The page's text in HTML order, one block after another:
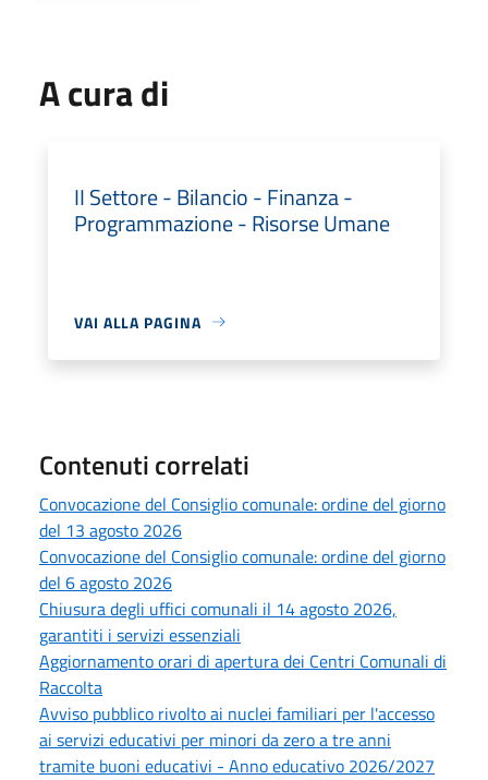
A cura di
II Settore - Bilancio - Finanza -
Programmazione - Risorse Umane
VAI ALLA PAGINA
Contenuti correlati
Convocazione del Consiglio comunale: ordine del giorno
del 13 agosto 2026
Convocazione del Consiglio comunale: ordine del giorno
del 6 agosto 2026
Chiusura degli uffici comunali il 14 agosto 2026,
garantiti i servizi essenziali
Aggiornamento orari di apertura dei Centri Comunali di
Raccolta
Avviso pubblico rivolto ai nuclei familiari per l'accesso
ai servizi educativi per minori da zero a tre anni
tramite buoni educativi - Anno educativo 2026/2027